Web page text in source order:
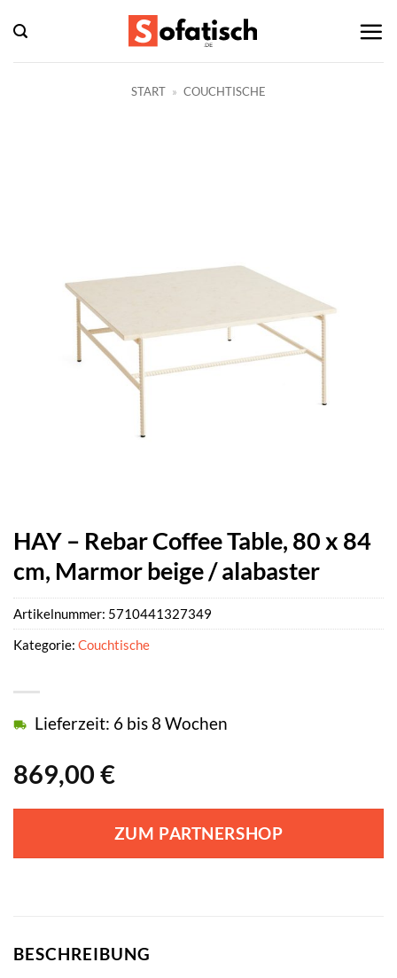
Inhalt
springen
START » COUCHTISCHE
HAY – Rebar Coffee Table, 80 x 84
cm, Marmor beige / alabaster
869,00 €
Lieferzeit: 6 bis 8 Wochen
ZUM PARTNERSHOP
Artikelnummer: 5710441327349
Kategorie: Couchtische
BESCHREIBUNG